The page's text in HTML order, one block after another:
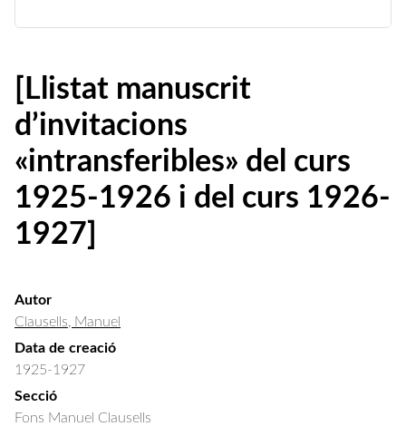
[Llistat manuscrit
d’invitacions
«intransferibles» del curs
1925-1926 i del curs 1926-
1927]
Autor
Clausells, Manuel
Data de creació
1925-1927
Secció
Fons Manuel Clausells